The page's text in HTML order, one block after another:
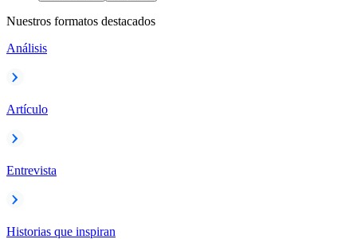
Nuestros formatos destacados
Análisis
Artículo
Entrevista
Historias que inspiran